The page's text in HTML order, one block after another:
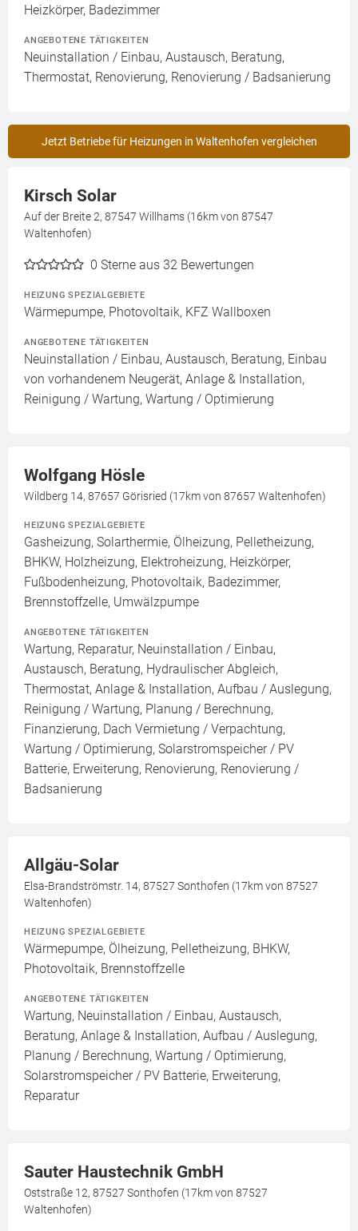
Heizkörper, Badezimmer
ANGEBOTENE TÄTIGKEITEN
Neuinstallation / Einbau, Austausch, Beratung,
Thermostat, Renovierung, Renovierung / Badsanierung
Jetzt Betriebe für Heizungen in Waltenhofen vergleichen
Kirsch Solar
Auf der Breite 2, 87547 Willhams (16km von 87547
Waltenhofen)
0 Sterne aus 32 Bewertungen
HEIZUNG SPEZIALGEBIETE
Wärmepumpe, Photovoltaik, KFZ Wallboxen
ANGEBOTENE TÄTIGKEITEN
Neuinstallation / Einbau, Austausch, Beratung, Einbau
von vorhandenem Neugerät, Anlage & Installation,
Reinigung / Wartung, Wartung / Optimierung
Wolfgang Hösle
Wildberg 14, 87657 Görisried (17km von 87657 Waltenhofen)
HEIZUNG SPEZIALGEBIETE
Gasheizung, Solarthermie, Ölheizung, Pelletheizung,
BHKW, Holzheizung, Elektroheizung, Heizkörper,
Fußbodenheizung, Photovoltaik, Badezimmer,
Brennstoffzelle, Umwälzpumpe
ANGEBOTENE TÄTIGKEITEN
Wartung, Reparatur, Neuinstallation / Einbau,
Austausch, Beratung, Hydraulischer Abgleich,
Thermostat, Anlage & Installation, Aufbau / Auslegung,
Reinigung / Wartung, Planung / Berechnung,
Finanzierung, Dach Vermietung / Verpachtung,
Wartung / Optimierung, Solarstromspeicher / PV
Batterie, Erweiterung, Renovierung, Renovierung /
Badsanierung
Allgäu-Solar
Elsa-Brandströmstr. 14, 87527 Sonthofen (17km von 87527
Waltenhofen)
HEIZUNG SPEZIALGEBIETE
Wärmepumpe, Ölheizung, Pelletheizung, BHKW,
Photovoltaik, Brennstoffzelle
ANGEBOTENE TÄTIGKEITEN
Wartung, Neuinstallation / Einbau, Austausch,
Beratung, Anlage & Installation, Aufbau / Auslegung,
Planung / Berechnung, Wartung / Optimierung,
Solarstromspeicher / PV Batterie, Erweiterung,
Reparatur
Sauter Haustechnik GmbH
Oststraße 12, 87527 Sonthofen (17km von 87527
Waltenhofen)